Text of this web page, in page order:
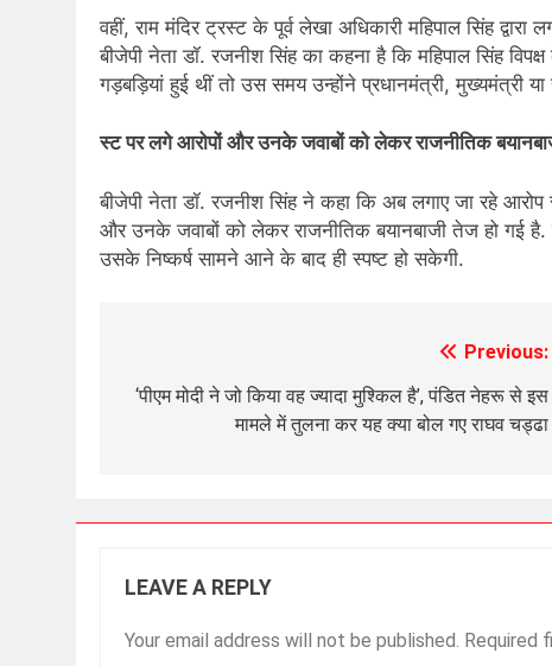
वहीं, राम मंदिर ट्रस्ट के पूर्व लेखा अधिकारी महिपाल सिंह
बीजेपी नेता डॉ. रजनीश सिंह का कहना है कि महिपाल सिंह
गड़बड़ियां हुई थीं तो उस समय उन्होंने प्रधानमंत्री, मुख्यमंत्री
स्ट पर लगे आरोपों और उनके जवाबों को लेकर राजनीतिक
बीजेपी नेता डॉ. रजनीश सिंह ने कहा कि अब लगाए जा रहे
और उनके जवाबों को लेकर राजनीतिक बयानबाजी तेज हो गई
उसके निष्कर्ष सामने आने के बाद ही स्पष्ट हो सकेगी.
navigation
Previous:
‘पीएम मोदी ने जो किया वह ज्यादा मुश्किल है’, पंडित नेहरू से इस
मामले में तुलना कर यह क्या बोल गए राघव चड्ढा
LEAVE A REPLY
Your email address will not be published. Required